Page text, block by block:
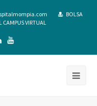
BOLSA
CAMPUS VIRTUAL